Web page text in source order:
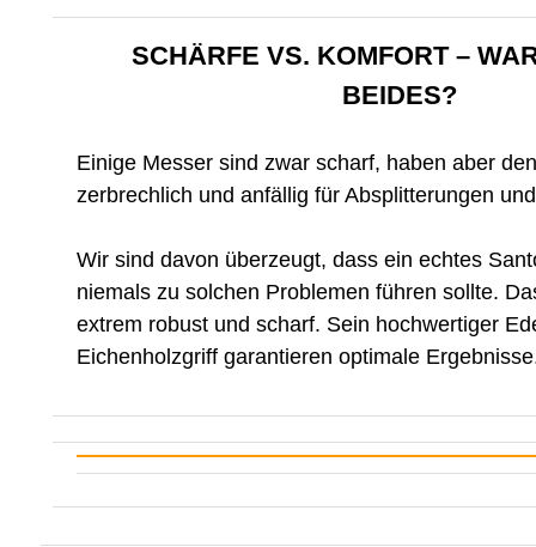
SCHÄRFE VS. KOMFORT –
BEIDES?
Einige Messer sind zwar scharf, haben aber
zerbrechlich und anfällig für Absplitterungen
Wir sind davon überzeugt, dass ein echtes
niemals zu solchen Problemen führen sollte.
extrem robust und scharf. Sein hochwertiger
Eichenholzgriff garantieren optimale